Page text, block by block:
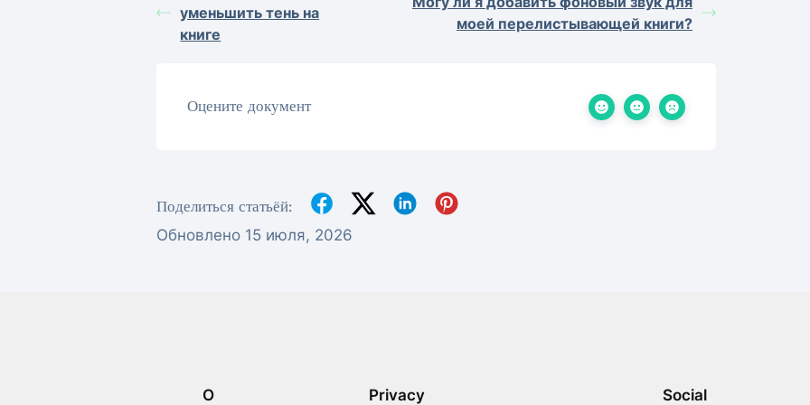
уменьшить тень на
книге
моей перелистывающей книги?
Оцените документ
Поделиться статьёй:
Обновлено 15 июля, 2026
О Privacy Social